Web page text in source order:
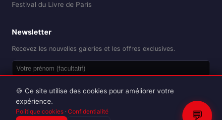
Festival du Livre de Paris
Newsletter
Recevez les nouvelles galeries et les offres exclusives.
💬
🍪 Ce site utilise des cookies pour améliorer votre
expérience.
Politique cookies · Confidentialité